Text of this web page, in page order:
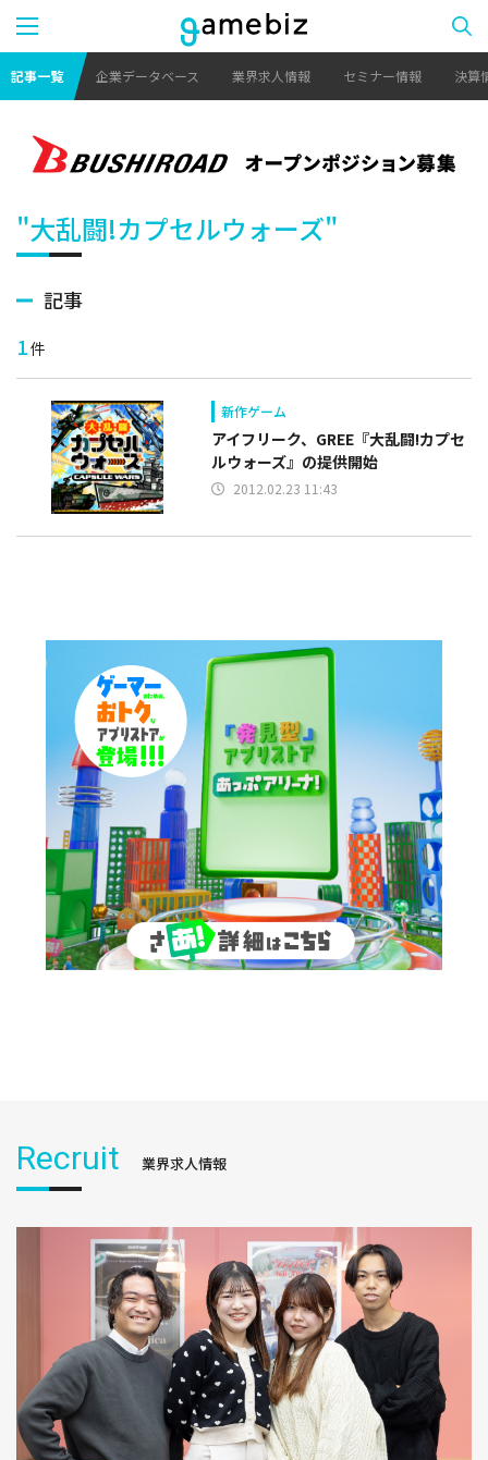
記事一覧 企業データベース 業界求人情報 セミナー情報 決算
"大乱闘!カプセルウォーズ"
記事
1件
新作ゲーム
アイフリーク、GREE『大乱闘!カプセ
ルウォーズ』の提供開始
2012.02.23 11:43
Recruit 業界求人情報